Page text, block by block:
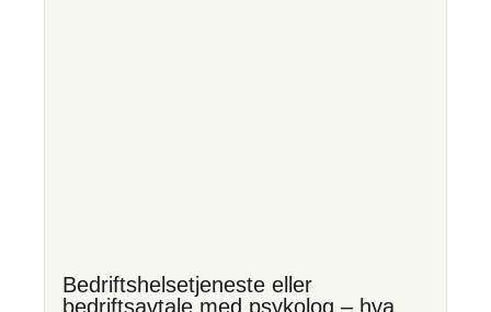
Bedriftshelsetjeneste eller
bedriftsavtale med psykolog – hva